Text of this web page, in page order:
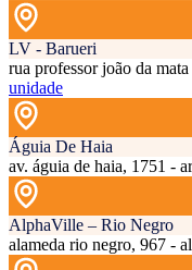
LV - Barueri
rua professor joão da
unidade
Águia De Haia
av. águia de haia, 1751 -
AlphaVille – Rio Negro
alameda rio negro, 967 -